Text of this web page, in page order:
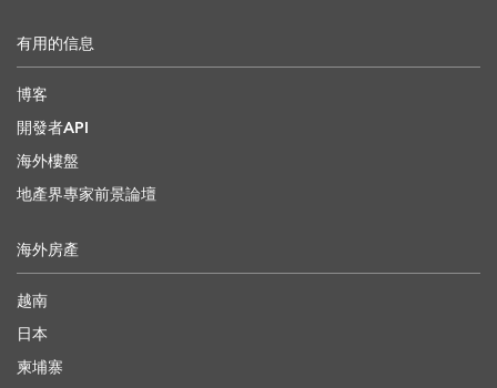
有用的信息
博客
開發者API
海外樓盤
地產界專家前景論壇
海外房產
越南
日本
柬埔寨